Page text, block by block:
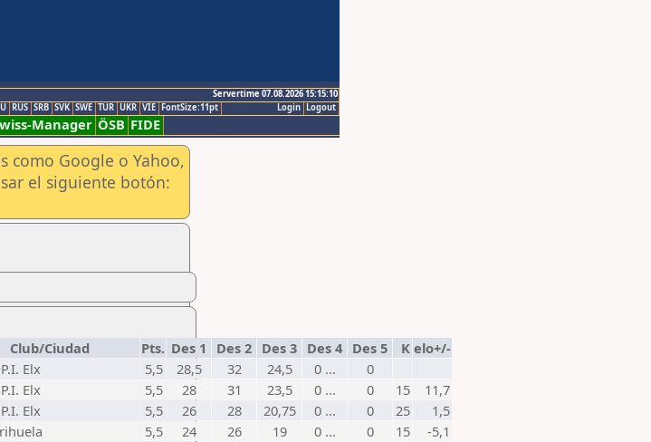
Servertime 07.08.2026 15:15:10
Logout
Login
RUS SRB SVK SWE TUR UKR VIE FontSize:11pt
Manager ÖSB FIDE
como Google o Yahoo,
el siguiente botón:
Club/Ciudad Pts. Des 1 Des 2 Des 3 Des 4 Des 5 K elo+/-
Elx 5,5 28,5 32 24,5 0 ...
0
Elx 5,5 28 31 23,5 0 ... 0 15
11,7
Elx 5,5 26 28 20,75 0 ... 0 25
1,5
5,5 24 26 19 0 ... 0 15
-5,1